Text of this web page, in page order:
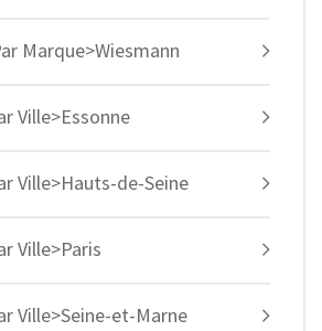
Marque>Wiesmann
Ville>Essonne
Ville>Hauts-de-Seine
Ville>Paris
Ville>Seine-et-Marne